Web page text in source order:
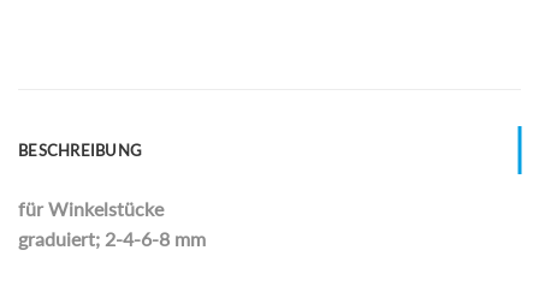
BESCHREIBUNG
für Winkelstücke
graduiert; 2-4-6-8 mm